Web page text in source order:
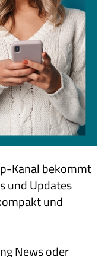
Kanal bekommt
und Updates
und
News oder